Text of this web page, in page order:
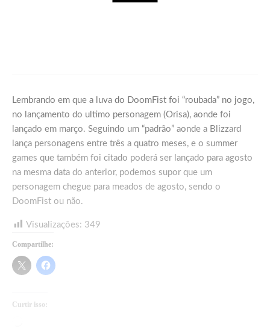
Lembrando em que a luva do DoomFist foi “roubada” no jogo,
no lançamento do ultimo personagem (Orisa), aonde foi
lançado em março. Seguindo um “padrão” aonde a Blizzard
lança personagens entre três a quatro meses, e o summer
games que também foi citado poderá ser lançado para agosto
na mesma data do anterior, podemos supor que um
personagem chegue para meados de agosto, sendo o
DoomFist ou não.
Visualizações: 349
Compartilhe:
Curtir isso: